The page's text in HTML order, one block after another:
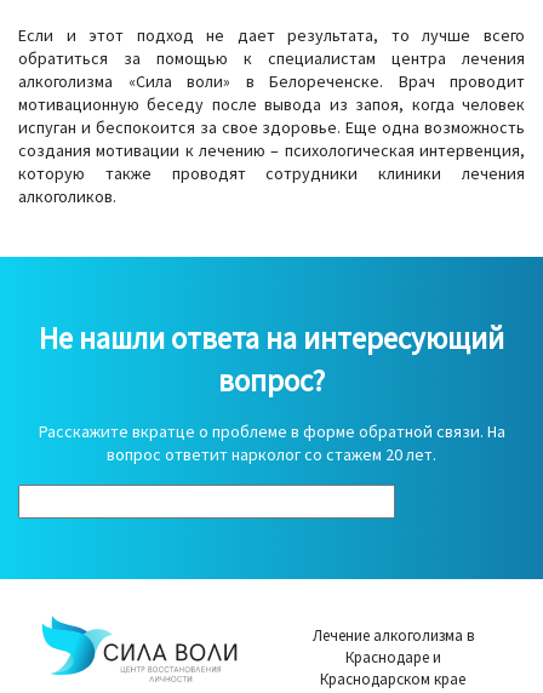
Если и этот подход не дает результата, то лучше всего
обратиться за помощью к специалистам центра лечения
алкоголизма «Сила воли» в Белореченске. Врач проводит
мотивационную беседу после вывода из запоя, когда человек
испуган и беспокоится за свое здоровье. Еще одна возможность
создания мотивации к лечению – психологическая интервенция,
которую также проводят сотрудники клиники лечения
алкоголиков.
Не нашли ответа на интересующий
вопрос?
Расскажите вкратце о проблеме в форме обратной связи. На
вопрос ответит нарколог со стажем 20 лет.
Лечение алкоголизма в
Краснодаре и
Краснодарском крае